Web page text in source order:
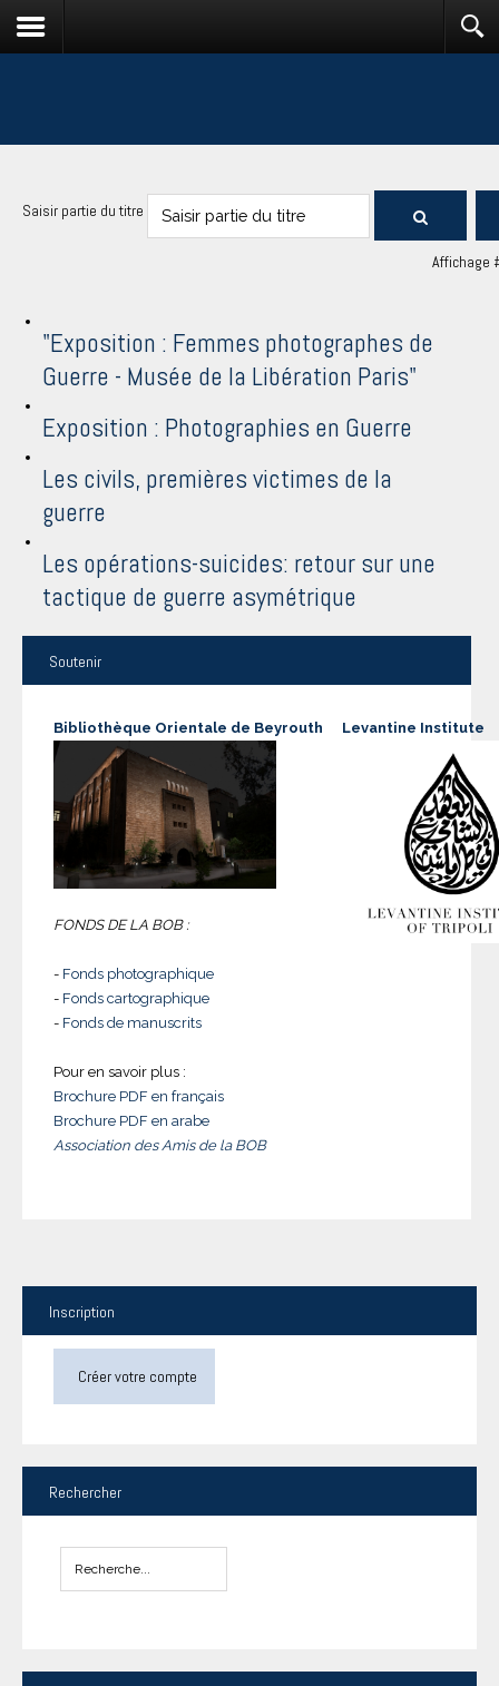
Saisir partie du titre
Affichage
"Exposition : Femmes photographes de
Guerre - Musée de la Libération Paris"
Exposition : Photographies en Guerre
Les civils, premières victimes de la
guerre
Les opérations-suicides: retour sur une
tactique de guerre asymétrique
Soutenir
Bibliothèque Orientale de Beyrouth
FONDS DE LA BOB :
- Fonds photographique
- Fonds cartographique
- Fonds de manuscrits
Pour en savoir plus :
Brochure PDF en français
Brochure PDF en arabe
Association des Amis de la BOB
Levantine Institute
Inscription
Créer votre compte
Rechercher